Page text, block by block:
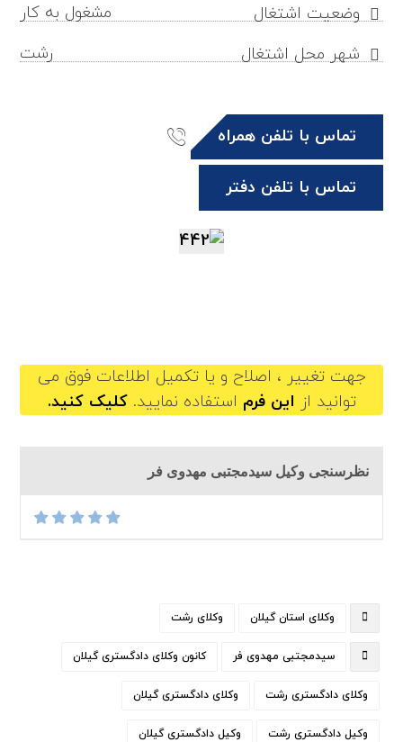
وضعیت اشتغال
مشغول به کار
شهر محل اشتغال
رشت
تماس با تلفن همراه
تماس با تلفن دفتر
جهت تغییر ، اصلاح و یا تکمیل اطلاعات فوق می
توانید از این فرم استفاده نمایید. کلیک کنید.
نظرسنجی وکیل سیدمجتبی مهدوی فر
وکلای استان گیلان وکلای رشت
سیدمجتبی مهدوی فر کانون وکلای دادگستری گیلان
وکلای دادگستری رشت وکلای دادگستری گیلان
وکیل دادگستری رشت وکیل دادگستری گیلان